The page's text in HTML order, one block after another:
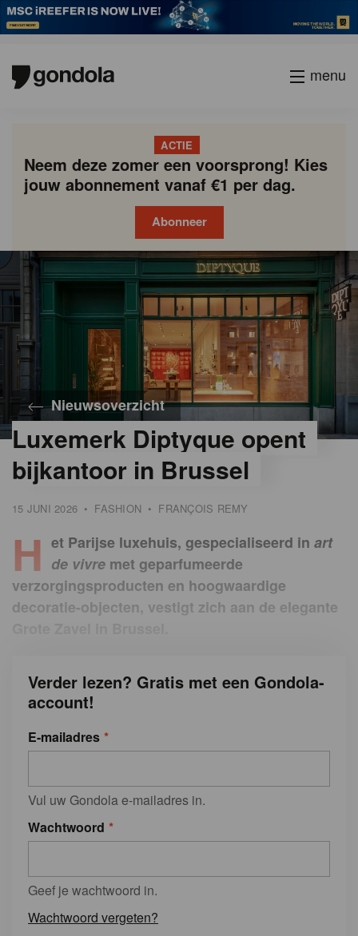
menu
ACTIE
Neem deze zomer een voorsprong! Kies
jouw abonnement vanaf €1 per dag.
Abonneer
Nieuwsoverzicht
Luxemerk Diptyque opent
bijkantoor in Brussel
15 JUNI 2026 • FASHION • FRANÇOIS REMY
Diptyque
Anvers
H et Parijse luxehuis, gespecialiseerd in art
de vivre met geparfumeerde
verzorgingsproducten en hoogwaardige
decoratie-objecten, vestigt zich aan de elegante
Verder lezen? Gratis met een Gondola-
account!
E-mailadres
Vul uw Gondola e-mailadres in.
Wachtwoord
Geef je wachtwoord in.
Wachtwoord vergeten?
Gondola
academy
Gondola
society